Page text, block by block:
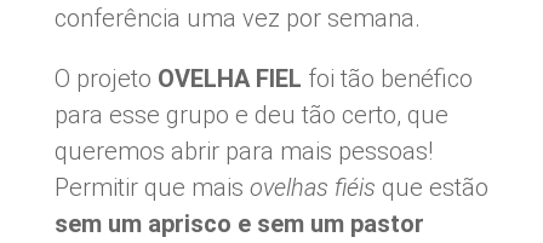
conferência uma vez por semana.
O projeto OVELHA FIEL foi tão benéfico
para esse grupo e deu tão certo, que
queremos abrir para mais pessoas!
Permitir que mais ovelhas fiéis que estão
sem um aprisco e sem um pastor